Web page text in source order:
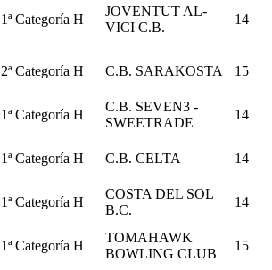
1ª Categoría H
JOVENTUT AL-
VICI C.B.
14
2ª Categoría H C.B. SARAKOSTA 15
1ª Categoría H
C.B. SEVEN3 -
SWEETRADE
14
1ª Categoría H C.B. CELTA 14
1ª Categoría H
COSTA DEL SOL
B.C.
14
1ª Categoría H
TOMAHAWK
BOWLING CLUB
15